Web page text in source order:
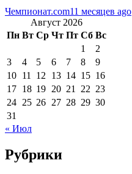
Чемпионат.com11 месяцев ago
Август 2026
Пн Вт Ср Чт Пт Сб Вс
1
2
3
4 5 6 7 8
9
10 11 12 13 14 15 16
17 18 19 20 21 22 23
24 25 26 27 28 29 30
31
« Июл
Рубрики